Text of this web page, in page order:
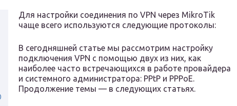
Для настройки соединения по VPN через MikroTik
чаще всего используются следующие протоколы:
В сегодняшней статье мы рассмотрим настройку
подключения VPN с помощью двух из них, как
наиболее часто встречающихся в работе провайдера
и системного администратора: PPtP и PPPoE.
Продолжение темы — в следующих статьях.